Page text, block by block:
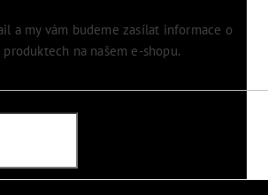
a my vám budeme zasílat informace o
produktech na našem e-shopu.